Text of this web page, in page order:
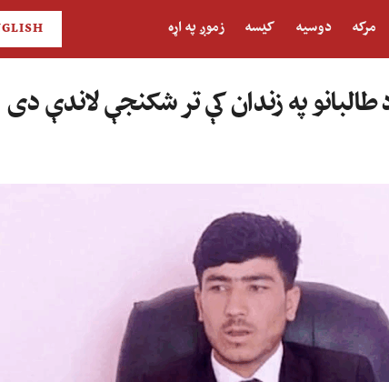
مرکه دوسیه کیسه زموږ په اړه
په زندان کې تر شکنجې لاندې دی